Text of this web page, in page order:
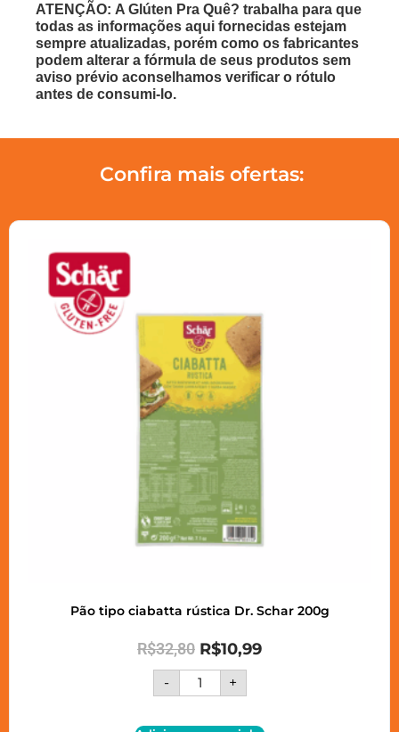
ATENÇÃO: A Glúten Pra Quê? trabalha para que
todas as informações aqui fornecidas estejam
sempre atualizadas, porém como os fabricantes
podem alterar a fórmula de seus produtos sem
aviso prévio aconselhamos verificar o rótulo
antes de consumi-lo.
Confira mais ofertas:
Pão tipo ciabatta rústica Dr. Schar 200g
R$32,80 R$10,99
- +